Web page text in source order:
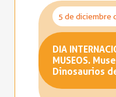
5 de diciembre
DIA
MUSEOS.
Dinosaurios